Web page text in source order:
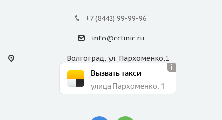
+7 (8442) 99-99-96
info@cclinic.ru
Волгоград, ул. Пархоменко,1
Вызвать такси
улица Пархоменко, 1